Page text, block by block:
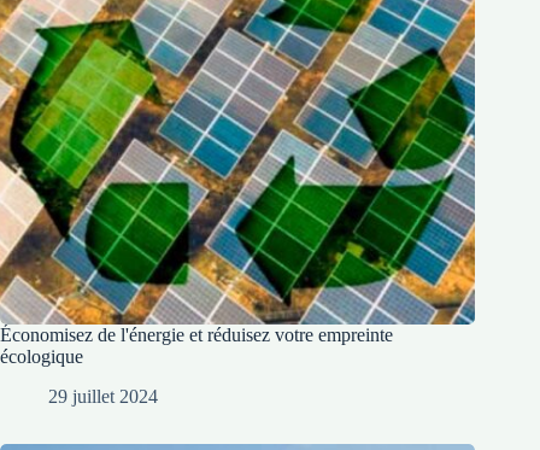
Économisez de l'énergie et réduisez votre empreinte
écologique
29 juillet 2024